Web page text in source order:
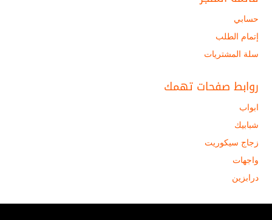
حسابي
إتمام الطلب
سلة المشتريات
روابط صفحات تهمك
ابواب
شبابيك
زجاج سيكوريت
واجهات
درابزين